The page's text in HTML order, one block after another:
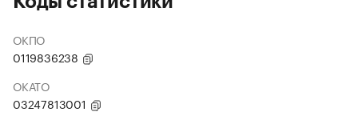
ОКПО
0119836238
ОКАТО
03247813001